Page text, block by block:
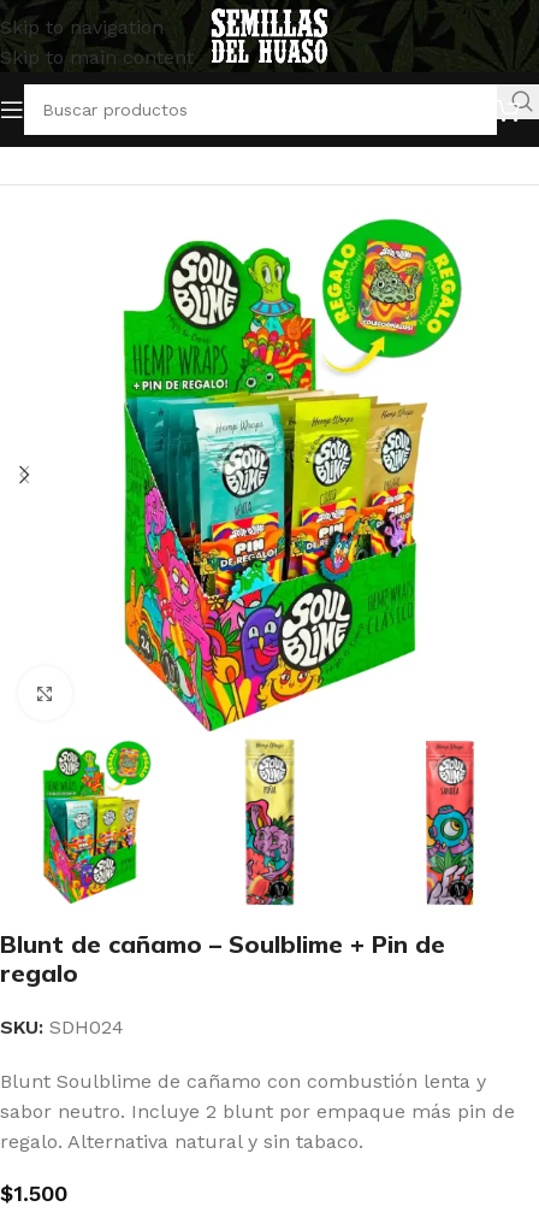
Skip to navigation
Skip to main content
Inicio/Artículos varios
Clic para ampliar
Blunt de cañamo – Soulblime + Pin de
regalo
SKU: SDH024
Blunt Soulblime de cañamo con combustión lenta y
sabor neutro. Incluye 2 blunt por empaque más pin de
regalo. Alternativa natural y sin tabaco.
$1.500